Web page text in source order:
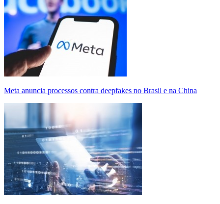
Meta anuncia processos contra deepfakes no Brasil e na China